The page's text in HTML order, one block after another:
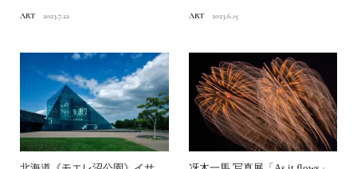
ART 2023.7.22 ART 2023.6.15